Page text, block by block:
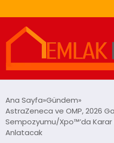
Ana Sayfa Gündem
AstraZeneca ve OMP, 2026
Sempozyumu/Xpo™’da Karar
Anlatacak